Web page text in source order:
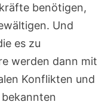
benötigen,
Und
es zu
werden dann mit
Konflikten und